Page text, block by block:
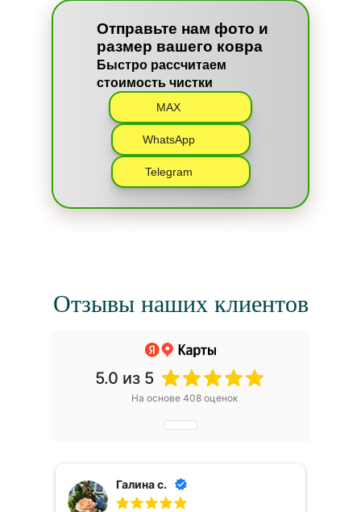
Отправьте нам фото и
размер вашего ковра
Быстро рассчитаем
стоимость чистки
MAX
WhatsApp
Telegram
Отзывы наших клиентов
5.0 из 5
На основе 408 оценок
Галина с.